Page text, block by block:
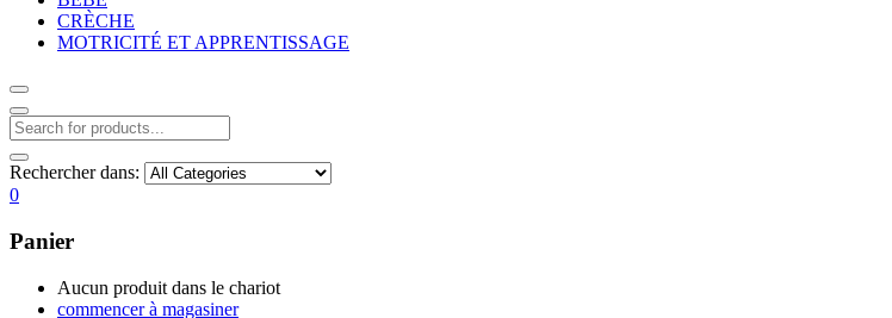
CRÈCHE
MOTRICITÉ ET APPRENTISSAGE
Rechercher dans:
0
Panier
Aucun produit dans le chariot
commencer à magasiner